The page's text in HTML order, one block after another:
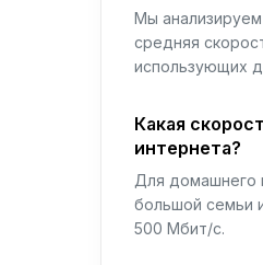
Мы
средняя
использующих
Какая
интернета?
Для домашнего
большой семьи
500 Мбит/с.